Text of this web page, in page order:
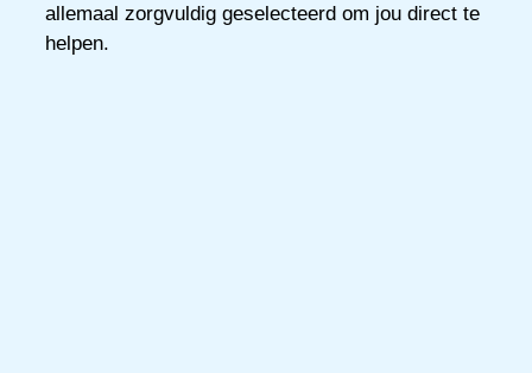
allemaal zorgvuldig geselecteerd om jou direct te
helpen.